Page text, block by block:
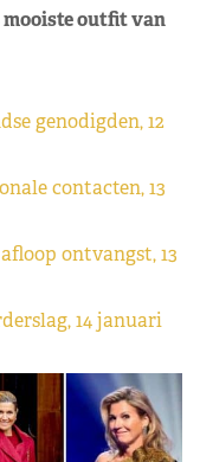
mooiste outfit van
genodigden, 12
contacten, 13
ontvangst, 13
14 januari